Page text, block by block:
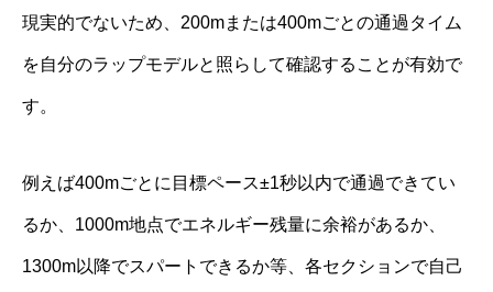
現実的でないため、200mまたは400mごとの通過タイム
を自分のラップモデルと照らして確認することが有効で
す。
例えば400mごとに目標ペース±1秒以内で通過できてい
るか、1000m地点でエネルギー残量に余裕があるか、
1300m以降でスパートできるか等、各セクションで自己